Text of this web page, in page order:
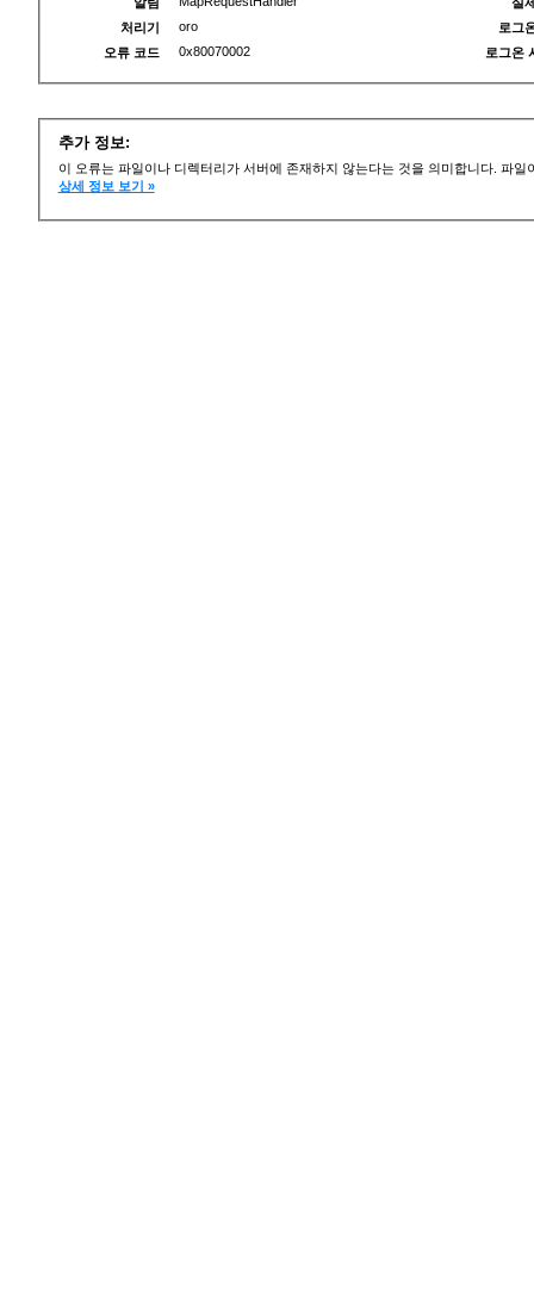
처리기
oro
오류 코드
0x80070002
로그
로그온
추가 정보:
이 오류는 파일이나 디렉터리가 서버에 존재하지 않는다는 것을 의미합니다. 파
상세 정보 보기 »